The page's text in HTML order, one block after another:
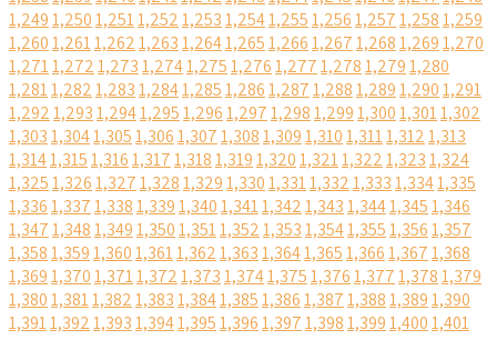
1,2491,2501,2511,2521,2531,2541,2551,2561,2571,2581,259
1,2601,2611,2621,2631,2641,2651,2661,2671,2681,2691,270
1,2711,2721,2731,2741,2751,2761,2771,2781,2791,280
1,2811,2821,2831,2841,2851,2861,2871,2881,2891,2901,291
1,2921,2931,2941,2951,2961,2971,2981,2991,3001,3011,302
1,3031,3041,3051,3061,3071,3081,3091,3101,3111,3121,313
1,3141,3151,3161,3171,3181,3191,3201,3211,3221,3231,324
1,3251,3261,3271,3281,3291,3301,3311,3321,3331,3341,335
1,3361,3371,3381,3391,3401,3411,3421,3431,3441,3451,346
1,3471,3481,3491,3501,3511,3521,3531,3541,3551,3561,357
1,3581,3591,3601,3611,3621,3631,3641,3651,3661,3671,368
1,3691,3701,3711,3721,3731,3741,3751,3761,3771,3781,379
1,3801,3811,3821,3831,3841,3851,3861,3871,3881,3891,390
1,3911,3921,3931,3941,3951,3961,3971,3981,3991,4001,401